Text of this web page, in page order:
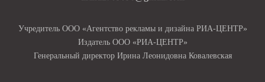
Учредитель ООО «Агентство рекламы и дизайна РИА-ЦЕНТР»
Издатель ООО «РИА-ЦЕНТР»
Генеральный директор Ирина Леонидовна Ковалевская